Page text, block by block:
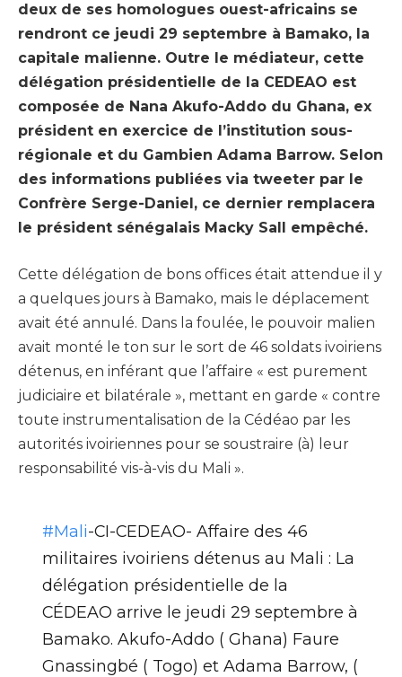
deux de ses homologues ouest-africains se
rendront ce jeudi 29 septembre à Bamako, la
capitale malienne. Outre le médiateur, cette
délégation présidentielle de la CEDEAO est
composée de Nana Akufo-Addo du Ghana, ex
président en exercice de l’institution sous-
régionale et du Gambien Adama Barrow. Selon
des informations publiées via tweeter par le
Confrère Serge-Daniel, ce dernier remplacera
le président sénégalais Macky Sall empêché.
Cette délégation de bons offices était attendue il y
a quelques jours à Bamako, mais le déplacement
avait été annulé. Dans la foulée, le pouvoir malien
avait monté le ton sur le sort de 46 soldats ivoiriens
détenus, en inférant que l’affaire « est purement
judiciaire et bilatérale », mettant en garde « contre
toute instrumentalisation de la Cédéao par les
autorités ivoiriennes pour se soustraire (à) leur
responsabilité vis-à-vis du Mali ».
#Mali-CI-CEDEAO- Affaire des 46
militaires ivoiriens détenus au Mali : La
délégation présidentielle de la
CÉDEAO arrive le jeudi 29 septembre à
Bamako. Akufo-Addo ( Ghana) Faure
Gnassingbé ( Togo) et Adama Barrow, (